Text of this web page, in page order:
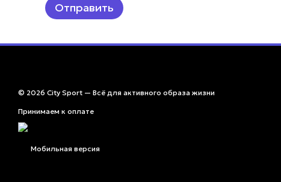
Отправить
© 2026 City Sport — Всё для активного образа жизни
Принимаем к оплате
Мобильная версия